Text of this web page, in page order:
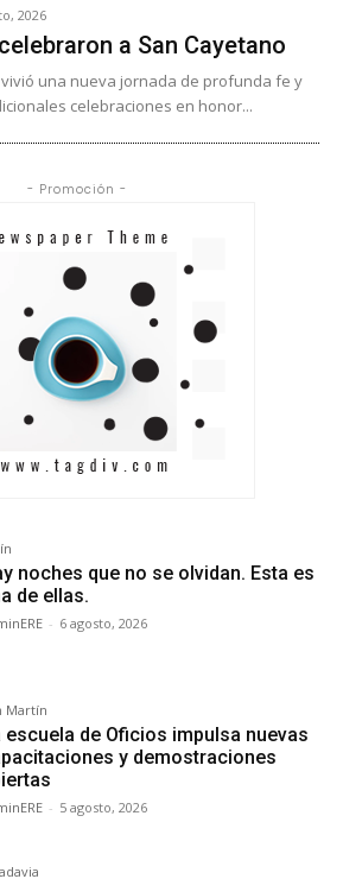
2026
a San Cayetano
vivió una nueva jornada de profunda fe y
celebraciones en honor...
- Promoción -
noches que no se olvidan. Esta es
de ellas.
- 6 agosto, 2026
Martín
escuela de Oficios impulsa nuevas
y demostraciones
- 5 agosto, 2026